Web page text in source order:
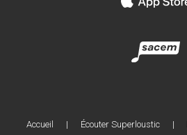
Accueil | Écouter Superloustic |